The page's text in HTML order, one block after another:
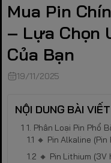
Mua Pin
– Lựa Chọn
Của Bạn
19/11/2025
NỘI DUNG BÀI VIẾT
1. Phân Loại Pin Phổ
🔸 Pin Alkaline (Pin
🔸 Pin Lithium (3V